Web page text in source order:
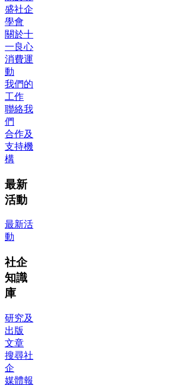
盛社企
學會
關於十
一良心
消費運
動
我們的
工作
聯絡我
們
合作及
支持機
構
最新
活動
最新活
動
社企
知識
庫
研究及
出版
文章
搜尋社
企
媒體報